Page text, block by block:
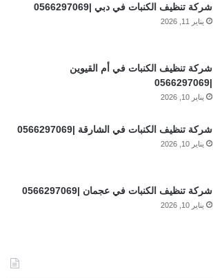
شركة تنظيف الكنبات في دبي |0566297069
يناير 11, 2026
شركة تنظيف الكنبات في أم القيوين
|0566297069
يناير 10, 2026
شركة تنظيف الكنبات في الشارقة |0566297069
يناير 10, 2026
شركة تنظيف الكنبات في عجمان |0566297069
يناير 10, 2026